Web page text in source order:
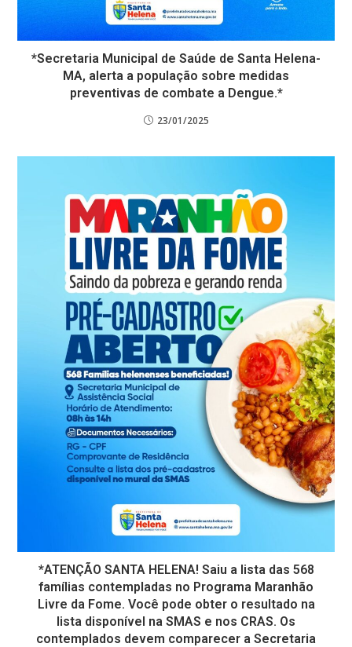
*Secretaria Municipal de Saúde de Santa Helena-
MA, alerta a população sobre medidas
preventivas de combate a Dengue.*
23/01/2025
*ATENÇÃO SANTA HELENA! Saiu a lista das 568
famílias contempladas no Programa Maranhão
Livre da Fome. Você pode obter o resultado na
lista disponível na SMAS e nos CRAS. Os
contemplados devem comparecer a Secretaria